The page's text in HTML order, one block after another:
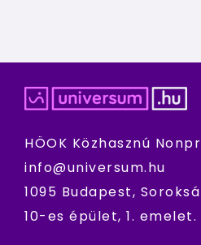
HÖOK Közhasznú
info@universum.hu
1095 Budapest,
10-es épület, 1. emelet.